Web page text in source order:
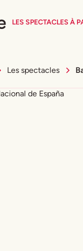
LES SPECTACLES À
Les spectacles